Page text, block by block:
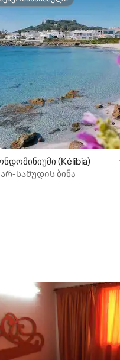
5‑დან 4,85, 33
სუპერმასპინძელი
(Kélibia)
სამუდის ბინა